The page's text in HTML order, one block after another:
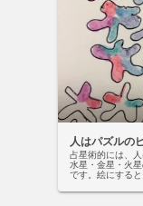
人はパズルの
占星術的には、
水星・金星・火
です。絵にする
きます。...